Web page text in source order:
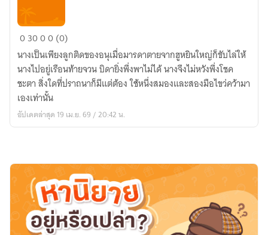
จันทร์
รัก
03000 (0)
นางเป็นเพียงลูกติดของอนุเมื่อมารดาตายจากฮูหยินใหญ่ก็ขับไล่ให้
นางไปอยู่เรือนท้ายจวน บิดายิ่งพึ่งพาไม่ได้ นางจึงไม่หวังพึ่งโชค
ชะตา สิ่งใดที่ปราถนาก็มีแต่ต้อง ใช้หนึ่งสมองและสองมือไขว่คว้ามา
เองเท่านั้น
อัปเดตล่าสุด 19 เม.ย. 69 / 20:42 น.